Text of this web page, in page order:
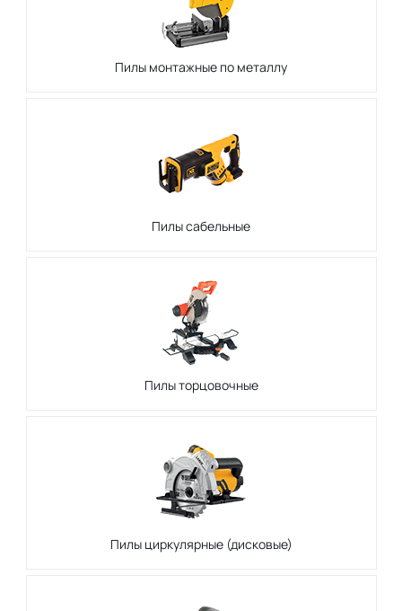
Пилы монтажные по металлу
Пилы сабельные
Пилы торцовочные
Пилы циркулярные (дисковые)